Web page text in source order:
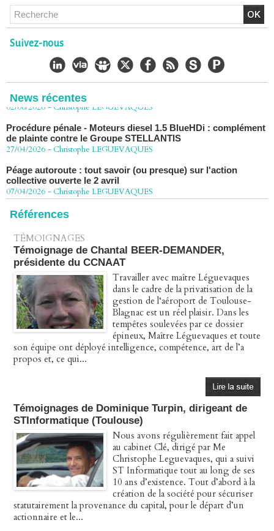
Suivez-nous
News récentes
30/06/2026 -Christophe LEGUEVAQUES
CHLORDÉCONE Déclaration de Me Christophe
LÈGUEVAQUES (CLE), avocat de parties civiles, après la
décision de confirmation du non-lieu
-Christophe LEGUEVAQUES
Chlordécone : une loi qui reconnaît, un État qui conteste
-
Procédure pénale - Moteurs diesel 1.5 BlueHDi : complément
de plainte contre le Groupe STELLANTIS
27/04/2026 - Christophe LEGUEVAQUES
Péage autoroute : tout savoir (ou presque) sur l'action
collective ouverte le 2 avril
07/04/2026 -Christophe LEGUEVAQUES
Références
TÉMOIGNAGES
Témoignage de Chantal BEER-DEMANDER,
présidente du CCNAAT
Travailler avec maître Léguevaques
dans le cadre de la privatisation de la
gestion de l‘aéroport de Toulouse-
Blagnac est un réel plaisir. Dans les
tempêtes soulevées par ce dossier
épineux, Maître Léguevaques et toute
son équipe ont déployé intelligence, compétence, art de l’a
propos et, ce qui...
Témoignages de Dominique Turpin, dirigeant de
STInformatique (Toulouse)
Nous avons régulièrement fait appel
au cabinet Clé, dirigé par Me
Christophe Leguevaques, qui a suivi
ST Informatique tout au long de ses
10 ans d’existence. Tout d’abord à la
création de la société pour sécuriser
statutairement la provenance du capital, pour le départ d’un
actionnaire et le...